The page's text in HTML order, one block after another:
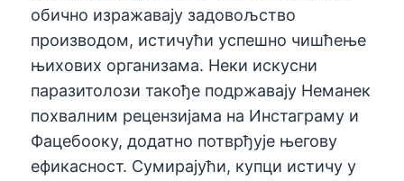
обично изражавају задовољство
производом, истичући успешно чишћење
њихових организама. Неки искусни
паразитолози такође подржавају Неманек
похвалним рецензијама на Инстаграму и
Фацебооку, додатно потврђује његову
ефикасност. Сумирајући, купци истичу у